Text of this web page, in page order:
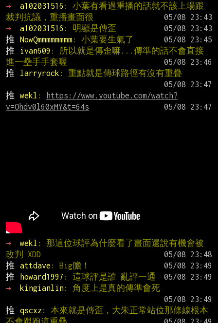
→
a102031516 : 小葉有看過重播的話就不該上場跟
裁判抗議，重播畫面很
→
a102031516 : 明顯是傳歪
推
NowQmmmmmmmm: 小葉要生氣了
推
ivan609 : 所以就是傳歪嘛...傳準的話不會直接
進一壘手手套喔
推
larryrock : 重點就是傳球路徑有沒有重疊
推
wekl :
https://www.youtube.com/watch?
v=Ohdv0l60xMY&t=64s
→ wekl : 那這位球評為什麼看了畫面還說有機會被
改判 XDD
推
attdave : Big膽！
推
howard1997 : 這球評是誰 亂評一通
→
kingianlin: 角度上是真的傳準會死
推
qscxz : 本來就是傳歪，大朱正常站位那條線根本